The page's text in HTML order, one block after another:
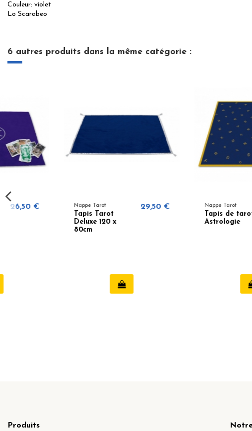
Couleur: violet
Lo Scarabeo
6 autres produits dans la même catégorie :
Nappe Tarot 29,50 € Nappe Tarot 26,50 €
Produits